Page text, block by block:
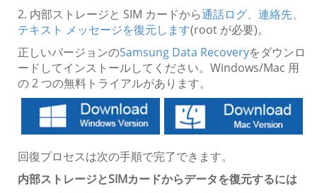
2. 内部ストレージと SIM カードから通話ログ、連絡先、
テキスト メッセージを復元します(root が必要)。
正しいバージョンのSamsung Data Recoveryをダウンロ
ードしてインストールしてください。Windows/Mac 用
の 2 つの無料トライアルがあります。
回復プロセスは次の手順で完了できます。
内部ストレージとSIMカードからデータを復元するには